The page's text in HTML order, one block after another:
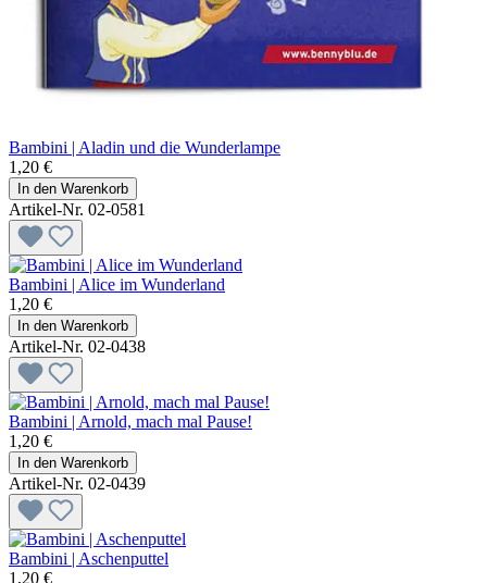
Bambini | Aladin und die Wunderlampe
1,20 €
In den Warenkorb
Artikel-Nr. 02-0581
Bambini | Alice im Wunderland
1,20 €
In den Warenkorb
Artikel-Nr. 02-0438
Bambini | Arnold, mach mal Pause!
1,20 €
In den Warenkorb
Artikel-Nr. 02-0439
Bambini | Aschenputtel
1,20 €